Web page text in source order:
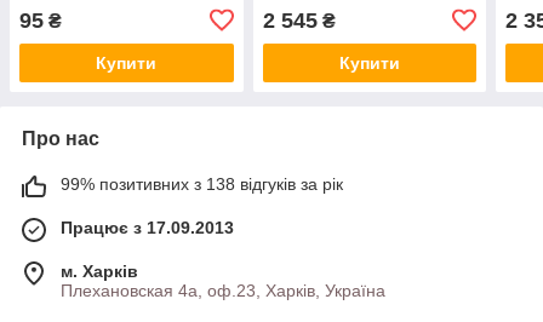
95 ₴
Купити
2 545₴
Купити
2
Про нас
99% позитивних з 138 відгуків за рік
Працює з 17.09.2013
м. Харків
Плехановская 4а, оф.23, Харків, Україна